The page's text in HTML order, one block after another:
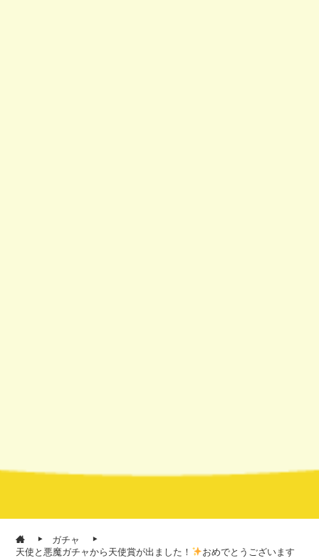
ガチャ
天使と悪魔ガチャから天使賞が出ました！
おめでとうございます